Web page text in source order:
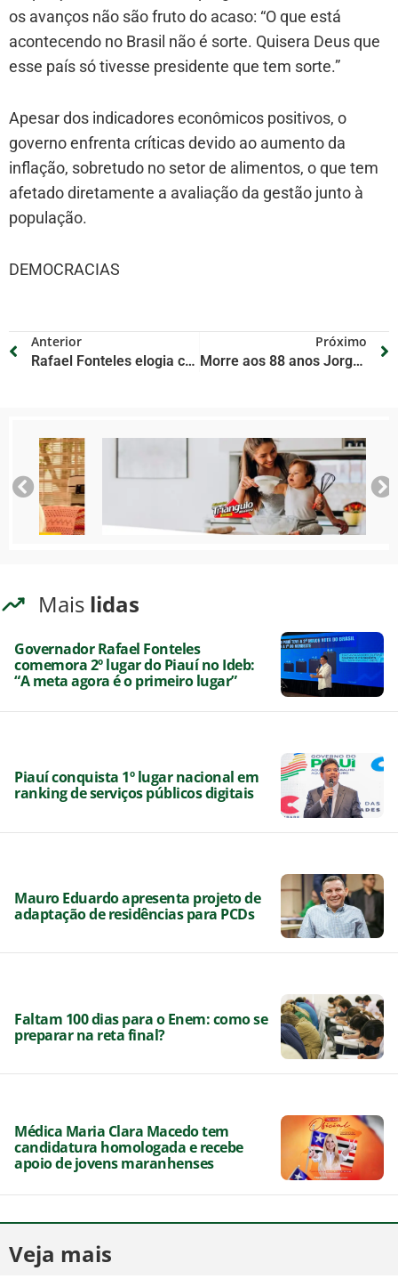
os avanços não são fruto do acaso: “O que está
acontecendo no Brasil não é sorte. Quisera Deus que
esse país só tivesse presidente que tem sorte.”
Apesar dos indicadores econômicos positivos, o
governo enfrenta críticas devido ao aumento da
inflação, sobretudo no setor de alimentos, o que tem
afetado diretamente a avaliação da gestão junto à
população.
DEMOCRACIAS
Anterior
Rafael Fonteles elogia cooperação entre Governo Federal e municípios
Próximo
Morre aos 88 anos Jorge Mario Bergoglio, o papa Francisco
Mais lidas
Governador Rafael Fonteles
comemora 2º lugar do Piauí no Ideb:
“A meta agora é o primeiro lugar”
Piauí conquista 1º lugar nacional em
ranking de serviços públicos digitais
Mauro Eduardo apresenta projeto de
adaptação de residências para PCDs
Faltam 100 dias para o Enem: como se
preparar na reta final?
Médica Maria Clara Macedo tem
candidatura homologada e recebe
apoio de jovens maranhenses
Veja mais